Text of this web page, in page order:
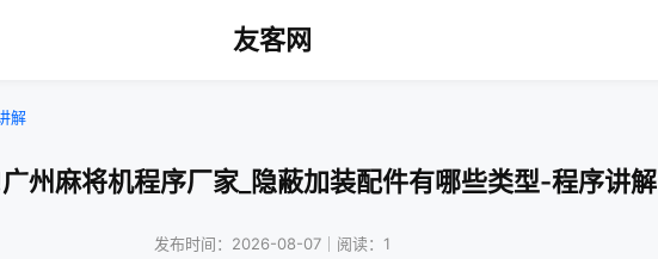
友客网
解
州麻将机程序厂家_隐蔽加装配件有哪些类型-程序讲解
发布时间：2026-08-07｜阅读：1